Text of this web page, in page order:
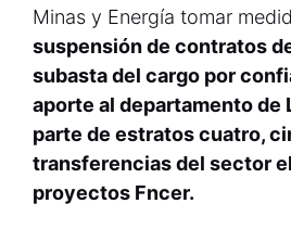
Minas y Energía tomar
suspensión de contratos
subasta del cargo por
aporte al departamento de
parte de estratos cuatro,
transferencias del sector
proyectos Fncer.